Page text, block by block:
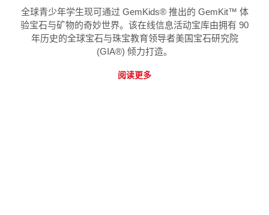
全球青少年学生现可通过 GemKids® 推出的 GemKit™ 体
验宝石与矿物的奇妙世界。该在线信息活动宝库由拥有 90
年历史的全球宝石与珠宝教育领导者美国宝石研究院
(GIA®) 倾力打造。
阅读更多